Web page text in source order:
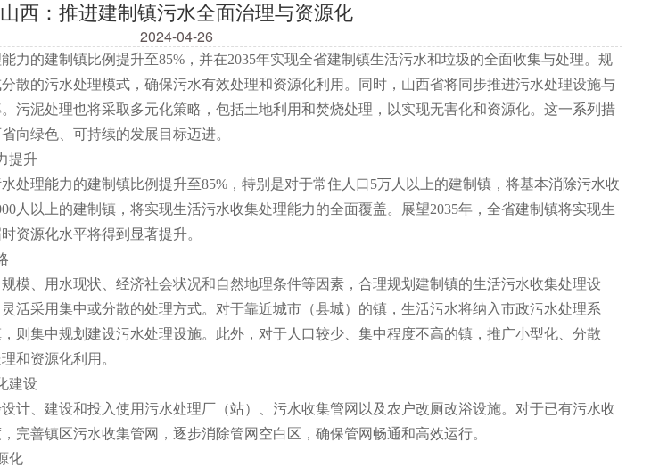
山西：推进建制镇污水全面治理与资源化
2024-04-26
的建制镇比例提升至85%，并在2035年实现全省建制镇生活污水和垃圾的全面收集与处理。规
散的污水处理模式，确保污水有效处理和资源化利用。同时，山西省将同步推进污水处理设施与
污泥处理也将采取多元化策略，包括土地利用和焚烧处理，以实现无害化和资源化。这一系列措
向绿色、可持续的发展目标迈进。
提升
理能力的建制镇比例提升至85%，特别是对于常住人口5万人以上的建制镇，将基本消除污水收
人以上的建制镇，将实现生活污水收集处理能力的全面覆盖。展望2035年，全省建制镇将实现生
资源化水平将得到显著提升。
、用水现状、经济社会状况和自然地理条件等因素，合理规划建制镇的生活污水收集处理设
活采用集中或分散的处理方式。对于靠近城市（县城）的镇，生活污水将纳入市政污水处理系
则集中规划建设污水处理设施。此外，对于人口较少、集中程度不高的镇，推广小型化、分散
和资源化利用。
建设
、建设和投入使用污水处理厂（站）、污水收集管网以及农户改厕改浴设施。对于已有污水收
完善镇区污水收集管网，逐步消除管网空白区，确保管网畅通和高效运行。
化